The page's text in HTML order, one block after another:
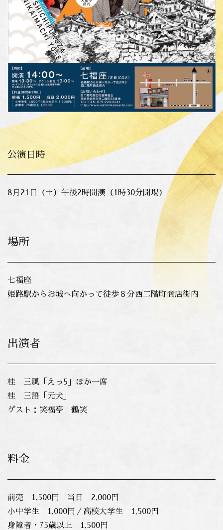
公演日時
8月21日（土）午後2時開演（1時30分開場）
場所
七福座
姫路駅からお城へ向かって徒歩８分西二階町商店街内
出演者
桂 三風「えっ5」ほか一席
桂 三語「元犬 」
ゲスト：笑福亭 鶴笑
料金
前売 1,500円 当日 2,000円
小中学生 1,000円／高校大学生 1,500円
身障者・75歳以上 1,500円